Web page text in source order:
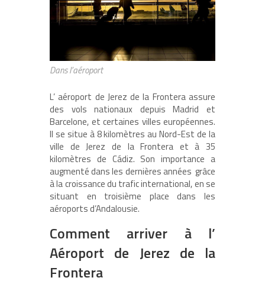
Dans l’aéroport
L’ aéroport de Jerez de la Frontera assure
des vols nationaux depuis Madrid et
Barcelone, et certaines villes européennes.
Il se situe à 8 kilomètres au Nord-Est de la
ville de Jerez de la Frontera et à 35
kilomètres de Cádiz. Son importance a
augmenté dans les dernières années grâce
à la croissance du trafic international, en se
situant en troisième place dans les
aéroports d’Andalousie.
Comment arriver à l’
Aéroport de Jerez de la
Frontera